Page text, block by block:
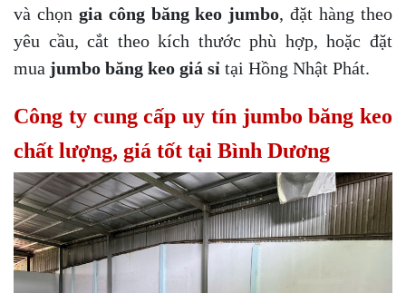
và chọn gia công băng keo jumbo, đặt hàng theo
yêu cầu, cắt theo kích thước phù hợp, hoặc đặt
mua jumbo băng keo giá sỉ tại Hồng Nhật Phát.
Công ty cung cấp uy tín jumbo băng keo
chất lượng, giá tốt tại Bình Dương